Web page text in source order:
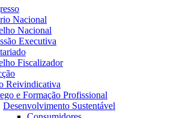
Nacional
Nacional
Executiva
Fiscalizador
Reivindicativa
e Formação Profissional
Desenvolvimento Sustentável